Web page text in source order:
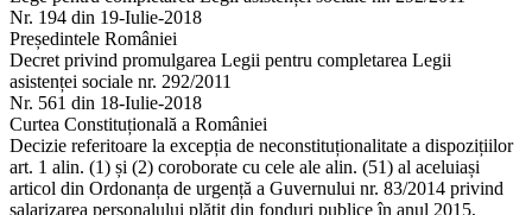
Nr. 194 din 19-Iulie-2018
Președintele României
Decret privind promulgarea Legii pentru completarea Legii
asistenței sociale nr. 292/2011
Nr. 561 din 18-Iulie-2018
Curtea Constituțională a României
Decizie referitoare la excepția de neconstituționalitate a dispozițiilor
art. 1 alin. (1) și (2) coroborate cu cele ale alin. (51) al aceluiași
articol din Ordonanța de urgență a Guvernului nr. 83/2014 privind
salarizarea personalului plătit din fonduri publice în anul 2015,